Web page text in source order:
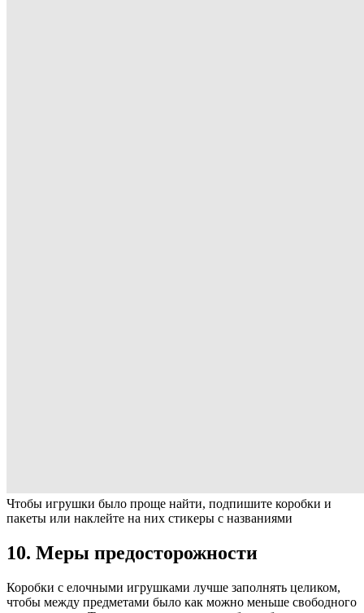
Чтобы игрушки было проще найти, подпишите коробки и
пакеты или наклейте на них стикеры с названиями
10. Меры предосторожности
Коробки с елочными игрушками лучше заполнять целиком,
чтобы между предметами было как можно меньше свободного